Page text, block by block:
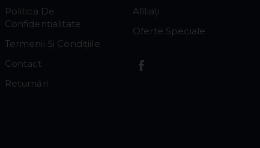
Politica De
Confidențialitate
Termenii Și Condițiile
Contact
Returnări
Afiliaţi
Oferte Speciale